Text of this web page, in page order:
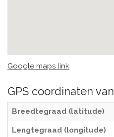
Google maps link
GPS coordinaten van
Breedtegraad (latitude)
Lengtegraad (longitude)